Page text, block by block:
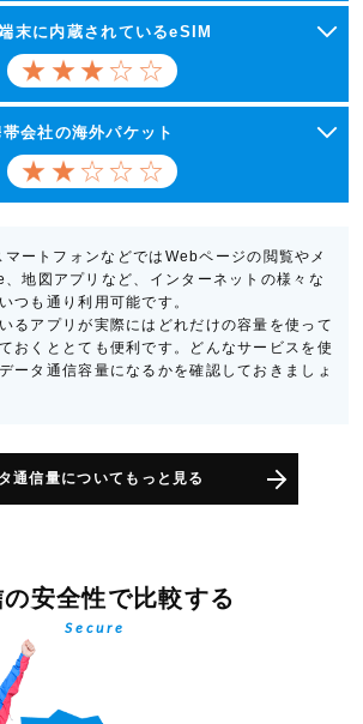
末に内蔵されているeSIM
会社の海外パケット
ートフォンなどではWebページの閲覧やメ
地図アプリなど、インターネットの様々な
つも通り利用可能です。
るアプリが実際にはどれだけの容量を使って
おくととても便利です。どんなサービスを使
ータ通信容量になるかを確認しておきましょ
通信量についてもっと見る
安全性で比較する
Secure